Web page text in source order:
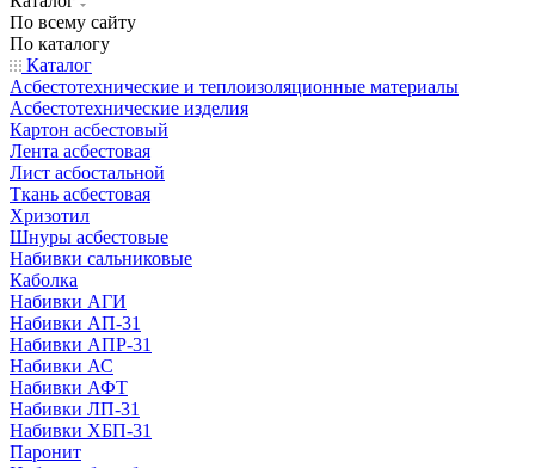
По всему сайту
По каталогу
Каталог
Асбестотехнические и теплоизоляционные материалы
Асбестотехнические изделия
Картон асбестовый
Лента асбестовая
Лист асбостальной
Ткань асбестовая
Хризотил
Шнуры асбестовые
Набивки сальниковые
Каболка
Набивки АГИ
Набивки АП-31
Набивки АПР-31
Набивки АС
Набивки АФТ
Набивки ЛП-31
Набивки ХБП-31
Паронит